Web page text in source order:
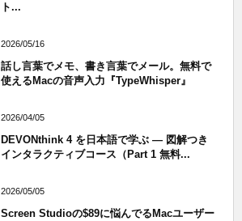
ト...
2026/05/16
話し言葉でメモ、書き言葉でメール。無料で
使えるMacの音声入力『TypeWhisper』
2026/04/05
DEVONthink 4 を日本語で学ぶ — 図解つき
インタラクティブコース（Part 1 無料...
2026/05/05
Screen Studioの$89に悩んでるMacユーザー